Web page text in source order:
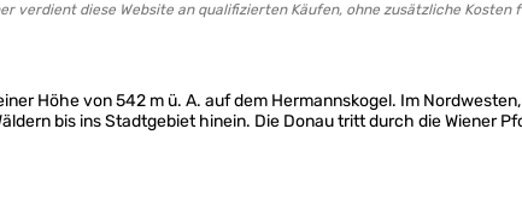
verdient diese Website an qualifizierten Käufen, ohne zusätzliche Kosten
Höhe von 542 m ü. A. auf dem Hermannskogel. Im
bis ins Stadtgebiet hinein. Die Donau tritt durch die Wiener